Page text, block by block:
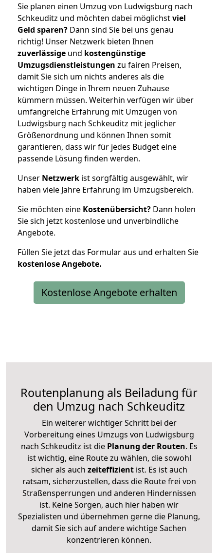
Sie planen einen Umzug von Ludwigsburg nach
Schkeuditz und möchten dabei möglichstviel
Geld sparen? Dann sind Sie bei uns genau
richtig! Unser Netzwerk bieten Ihnen
zuverlässige und kostengünstige
Umzugsdienstleistungen zu fairen Preisen,
damit Sie sich um nichts anderes als die
wichtigen Dinge in Ihrem neuen Zuhause
kümmern müssen. Weiterhin verfügen wir über
umfangreiche Erfahrung mit Umzügen von
Ludwigsburg nach Schkeuditz mit jeglicher
Größenordnung und können Ihnen somit
garantieren, dass wir für jedes Budget eine
passende Lösung finden werden.
Unser Netzwerk ist sorgfältig ausgewählt, wir
haben viele Jahre Erfahrung im Umzugsbereich.
Sie möchten eine Kostenübersicht? Dann holen
Sie sich jetzt kostenlose und unverbindliche
Angebote.
Füllen Sie jetzt das Formular aus und erhalten Sie
kostenloseAngebote.
Kostenlose Angebote erhalten
Routenplanung als Beiladung für
den Umzug nach Schkeuditz
Ein weiterer wichtiger Schritt bei der
Vorbereitung eines Umzugs von Ludwigsburg
nach Schkeuditz ist diePlanung der Routen. Es
ist wichtig, eine Route zu wählen, die sowohl
sicher als auch zeiteffizientist. Es ist auch
ratsam, sicherzustellen, dass die Route frei von
Straßensperrungen und anderen Hindernissen
ist. Keine Sorgen, auch hier haben wir
Spezialisten und übernehmen gerne die Planung,
damit Sie sich auf andere wichtige Sachen
konzentrieren können.